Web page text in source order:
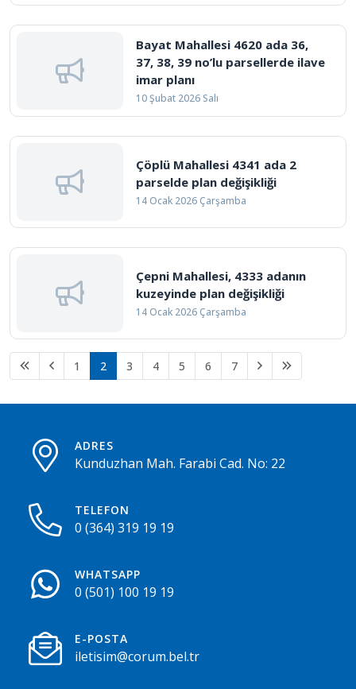
Bayat Mahallesi 4620 ada 36,
37, 38, 39 no’lu parsellerde ilave
imar planı
10 Şubat 2026 Salı
Çöplü Mahallesi 4341 ada 2
parselde plan değişikliği
14 Ocak 2026 Çarşamba
Çepni Mahallesi, 4333 adanın
kuzeyinde plan değişikliği
14 Ocak 2026 Çarşamba
1 2 3 4 5 6 7
ADRES
Kunduzhan Mah. Farabi Cad. No: 22
TELEFON
0 (364) 319 19 19
WHATSAPP
0 (501) 100 19 19
E-POSTA
iletisim@corum.bel.tr